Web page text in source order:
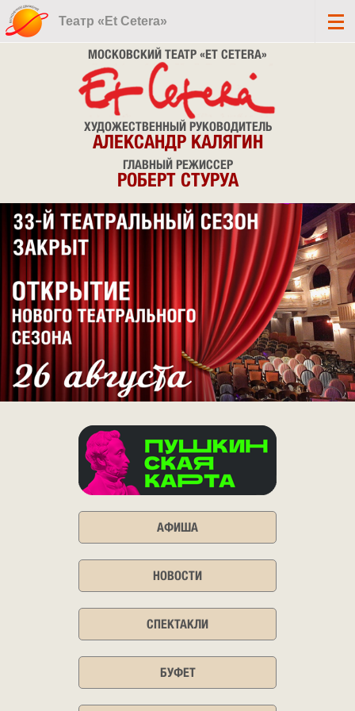
Театр «Et Cetera»
МОСКОВСКИЙ ТЕАТР «ET CETERA»
ХУДОЖЕСТВЕННЫЙ РУКОВОДИТЕЛЬ
АЛЕКСАНДР КАЛЯГИН
ГЛАВНЫЙ РЕЖИССЕР
РОБЕРТ СТУРУА
АФИША
НОВОСТИ
СПЕКТАКЛИ
БУФЕТ